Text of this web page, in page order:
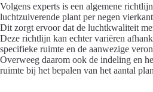
Volgens experts is een algemene
luchtzuiverende plant per negen
Dit zorgt ervoor dat de luchtkwaliteit
Deze richtlijn kan echter variëren
specifieke ruimte en de aanwezige
Overweeg daarom ook de indeling en
ruimte bij het bepalen van het aantal